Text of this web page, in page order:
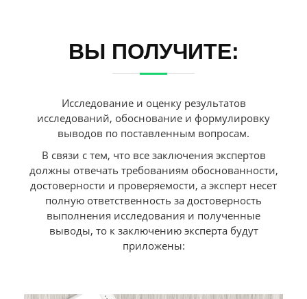
ВЫ ПОЛУЧИТЕ:
Исследование и оценку результатов
исследований, обоснование и формулировку
выводов по поставленным вопросам.
В связи с тем, что все заключения экспертов
должны отвечать требованиям обоснованности,
достоверности и проверяемости, а эксперт несет
полную ответственность за достоверность
выполнения исследования и полученные
выводы, то к заключению эксперта будут
приложены: